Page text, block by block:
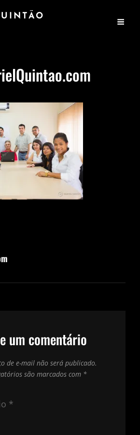
um comentário
de e-mail não será publicado.
são marcados com *
*